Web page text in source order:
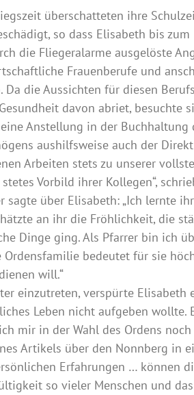
überschatteten ihre
so dass Elisabeth bis
die Fliegeralarme ausgelöste
Frauenberufe und
Da die Aussichten für diesen
davon abriet, besuchte
Anstellung in der Buchhaltung
aushilfsweise auch der
Arbeiten stets zu unserer
Vorbild ihrer Kollegen“,
sagte über Elisabeth: „Ich lernte
an ihr die Fröhlichkeit, die
Dinge ging. Als Pfarrer bin ich
bedeutet für sie
will.“
einzutreten, verspürte
Leben nicht aufgeben wollte.
mir in der Wahl des Ordens
Artikels über den Nonnberg in
Erfahrungen … können
so vieler Menschen und